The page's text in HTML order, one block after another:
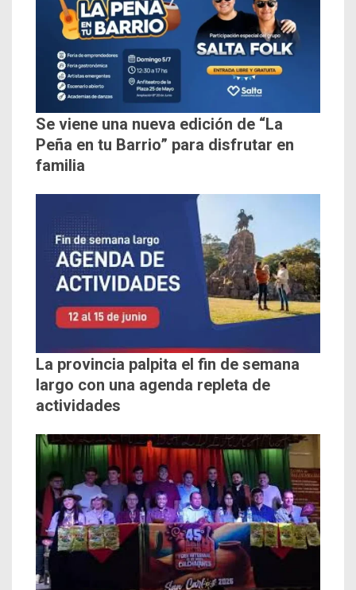
Se viene una nueva edición de “La
Peña en tu Barrio” para disfrutar en
familia
La provincia palpita el fin de semana
largo con una agenda repleta de
actividades